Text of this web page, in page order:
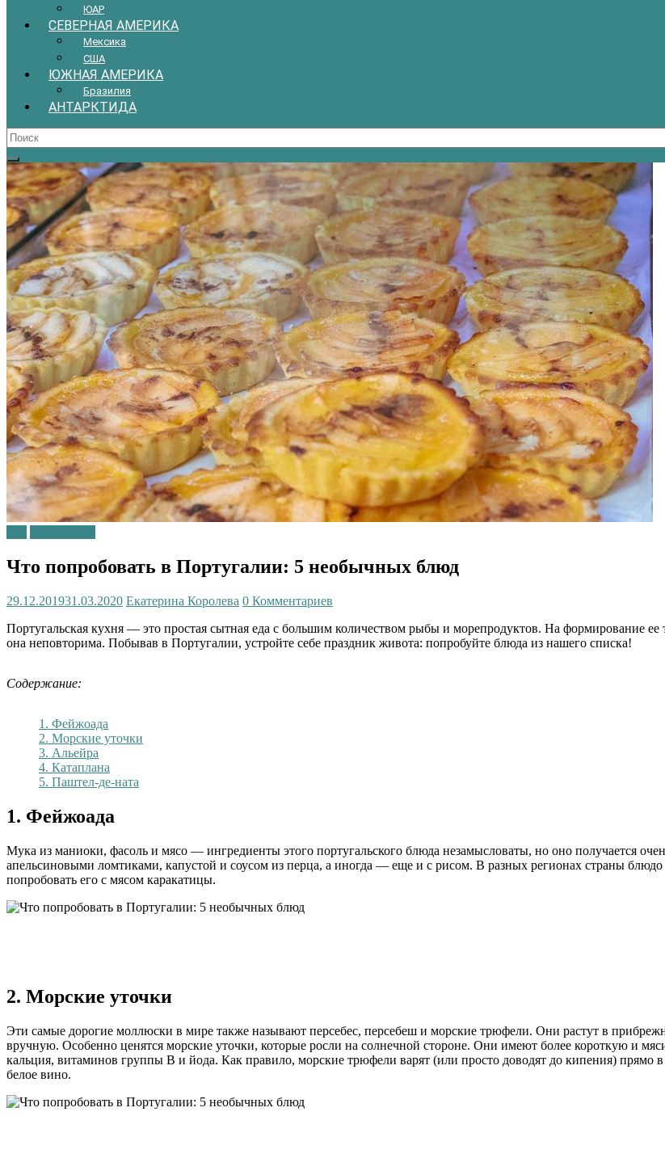
ЮАР
СЕВЕРНАЯ АМЕРИКА
Мексика
США
ЮЖНАЯ АМЕРИКА
Бразилия
АНТАРКТИДА
Что попробовать в Португалии: 5 необычных блюд
29.12.201931.03.2020 Екатерина Королева 0 Комментариев
Португальская кухня — это простая сытная еда с большим количеством рыбы и морепродуктов. На формирование
она неповторима. Побывав в Португалии, устройте себе праздник живота: попробуйте блюда из нашего списка!
Содержание:
1. Фейжоада
2. Морские уточки
3. Альейра
4. Катаплана
5. Паштел-де-ната
1. Фейжоада
Мука из маниоки, фасоль и мясо — ингредиенты этого португальского блюда незамысловаты, но оно получается
апельсиновыми ломтиками, капустой и соусом из перца, а иногда — еще и с рисом. В разных регионах страны
попробовать его с мясом каракатицы.
2. Морские уточки
Эти самые дорогие моллюски в мире также называют персебес, персебеш и морские трюфели. Они растут в
вручную. Особенно ценятся морские уточки, которые росли на солнечной стороне. Они имеют более короткую и
кальция, витаминов группы В и йода. Как правило, морские трюфели варят (или просто доводят до кипения)
белое вино.